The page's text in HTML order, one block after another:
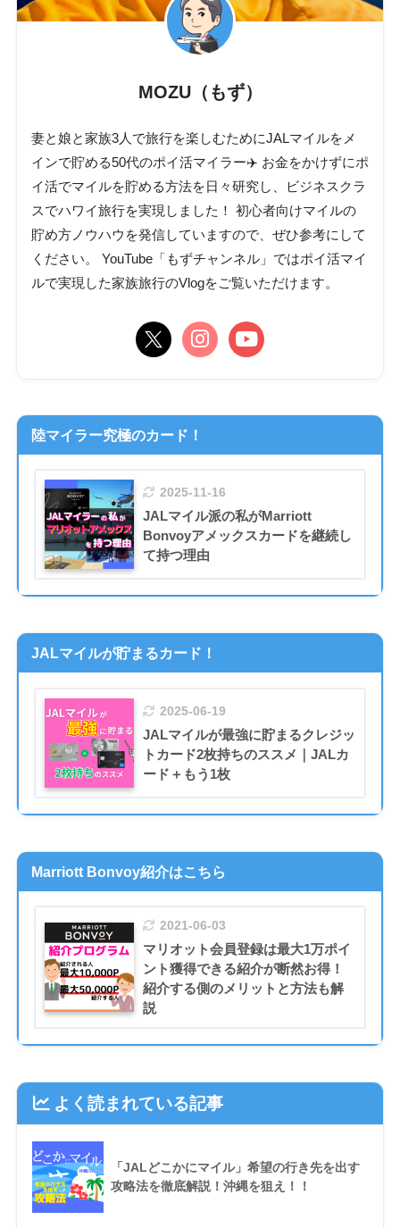
MOZU（もず）
妻と娘と家族3人で旅行を楽しむためにJALマイルをメ
インで貯める50代のポイ活マイラー✈️ お金をかけずにポ
イ活でマイルを貯める方法を日々研究し、ビジネスクラ
スでハワイ旅行を実現しました！ 初心者向けマイルの
貯め方ノウハウを発信していますので、ぜひ参考にして
ください。 YouTube「もずチャンネル」ではポイ活マイ
ルで実現した家族旅行のVlogをご覧いただけます。
陸マイラー究極のカード！
2025-11-16
JALマイル派の私がMarriott
Bonvoyアメックスカードを継続し
て持つ理由
JALマイルが貯まるカード！
2025-06-19
JALマイルが最強に貯まるクレジッ
トカード2枚持ちのススメ｜JALカ
ード＋もう1枚
Marriott Bonvoy紹介はこちら
2021-06-03
マリオット会員登録は最大1万ポイ
ント獲得できる紹介が断然お得！
紹介する側のメリットと方法も解
説
よく読まれている記事
「JALどこかにマイル」希望の行き先を出す
攻略法を徹底解説！沖縄を狙え！！